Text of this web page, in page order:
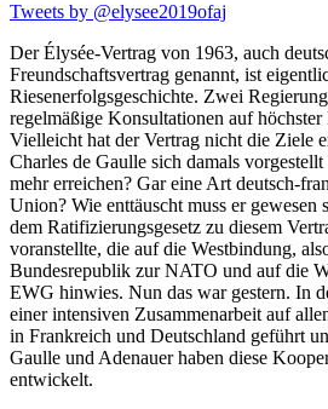
Tweets by @elysee2019ofaj
Der Élysée-Vertrag von 1963, auch
Freundschaftsvertrag genannt, ist
Riesenerfolgsgeschichte. Zwei
regelmäßige Konsultationen auf höchster
Vielleicht hat der Vertrag nicht die Ziele
Charles de Gaulle sich damals
mehr erreichen? Gar eine Art deutsch-
Union? Wie enttäuscht muss er gewesen
dem Ratifizierungsgesetz zu diesem
voranstellte, die auf die Westbindung,
Bundesrepublik zur NATO und auf die
EWG hinwies. Nun das war gestern. In
einer intensiven Zusammenarbeit auf
in Frankreich und Deutschland geführt
Gaulle und Adenauer haben diese
entwickelt.